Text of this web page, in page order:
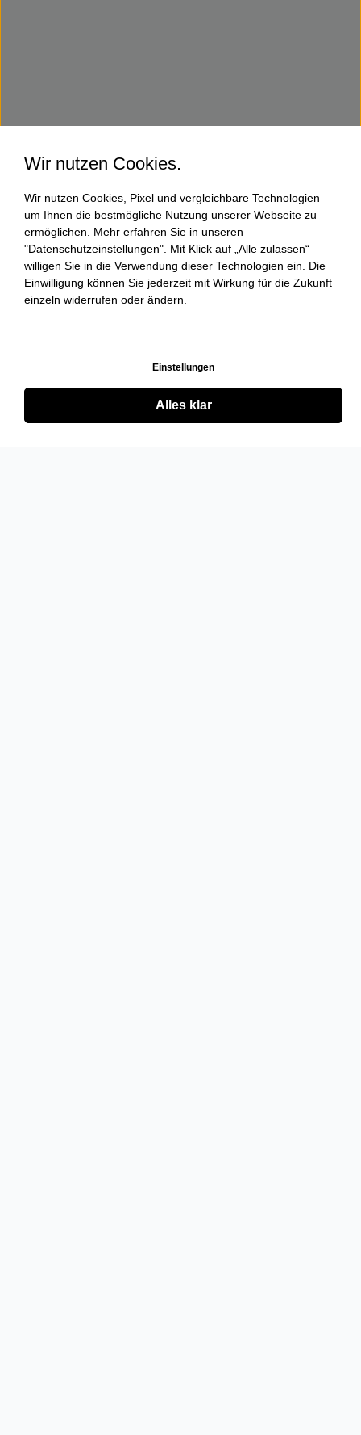
Wir nutzen Cookies.
Wir nutzen Cookies, Pixel und vergleichbare Technologien
um Ihnen die bestmögliche Nutzung unserer Webseite zu
ermöglichen. Mehr erfahren Sie in unseren
"Datenschutzeinstellungen". Mit Klick auf „Alle zulassen“
willigen Sie in die Verwendung dieser Technologien ein. Die
Einwilligung können Sie jederzeit mit Wirkung für die Zukunft
einzeln widerrufen oder ändern.
Einstellungen
Alles klar